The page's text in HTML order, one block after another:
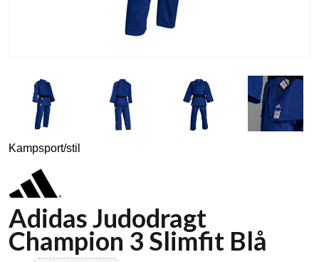
Kampsport/stil
Adidas Judodragt
Champion 3 Slimfit Blå